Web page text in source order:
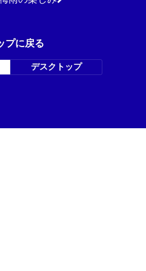
プに戻る
デスクトップ